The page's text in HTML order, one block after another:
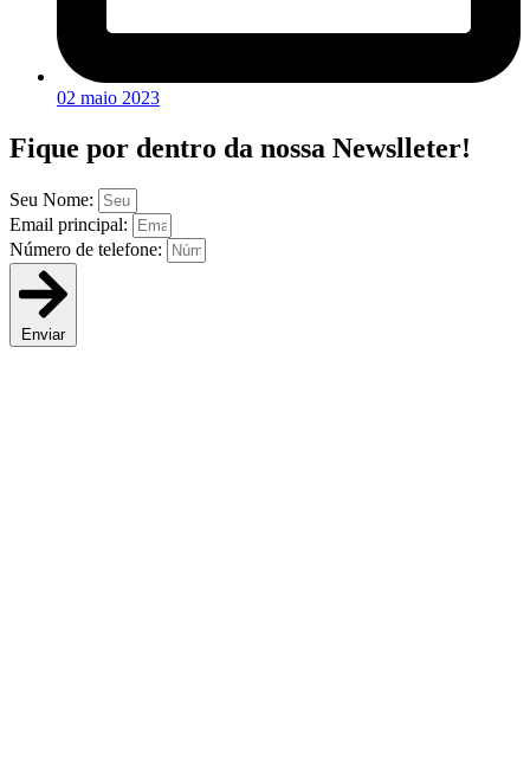
02 maio 2023
Fique por dentro da nossa Newslleter!
Seu Nome:
Email principal:
Número de telefone:
Enviar